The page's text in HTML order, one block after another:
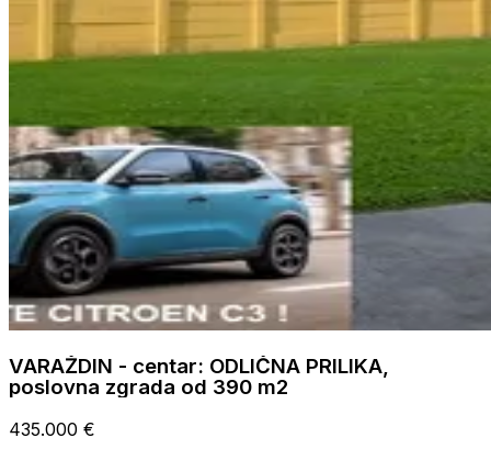
VARAŽDIN - centar: ODLIČNA PRILIKA,
poslovna zgrada od 390 m2
435.000 €